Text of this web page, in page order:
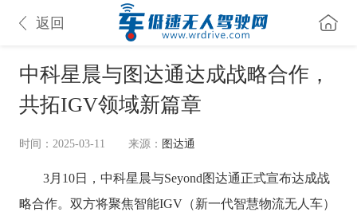
返回
中科星晨与图达通达成战略合作，
共拓IGV领域新篇章
时间：2025-03-11 来源： 图达通
3月10日，中科星晨与Seyond图达通正式宣布达成战
略合作。双方将聚焦智能IGV（新一代智慧物流无人车）